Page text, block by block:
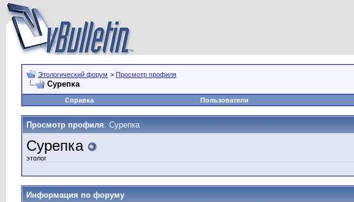
Этологический форум > Просмотр профиля
Сурепка
Справка
Пользователи
Просмотр профиля: Сурепка
Сурепка
этолог
Информация по форуму